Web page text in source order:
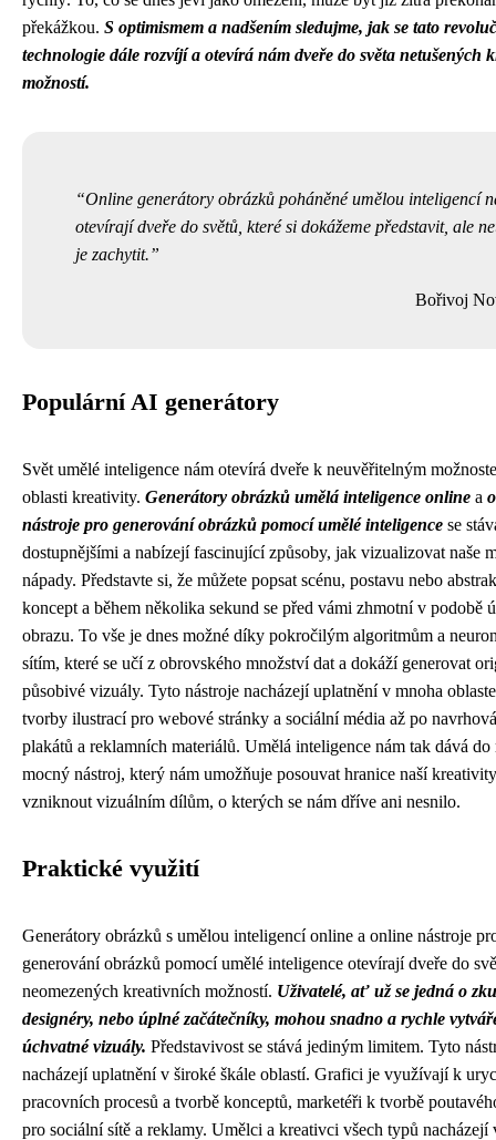
překážkou. S optimismem a nadšením sledujme, jak se tato
technologie dále rozvíjí a otevírá nám dveře do světa netušených
možností.
Online generátory obrázků poháněné umělou inteligencí
otevírají dveře do světů, které si dokážeme představit, ale
je zachytit.
Bořivoj
Populární AI generátory
Svět umělé inteligence nám otevírá dveře k neuvěřitelným
oblasti kreativity. Generátory obrázků umělá inteligence online a
nástroje pro generování obrázků pomocí umělé inteligence se
dostupnějšími a nabízejí fascinující způsoby, jak vizualizovat naše
nápady. Představte si, že můžete popsat scénu, postavu nebo
koncept a během několika sekund se před vámi zhmotní v podobě
obrazu. To vše je dnes možné díky pokročilým algoritmům a
sítím, které se učí z obrovského množství dat a dokáží generovat
působivé vizuály. Tyto nástroje nacházejí uplatnění v mnoha
tvorby ilustrací pro webové stránky a sociální média až po
plakátů a reklamních materiálů. Umělá inteligence nám tak dává do
mocný nástroj, který nám umožňuje posouvat hranice naší
vzniknout vizuálním dílům, o kterých se nám dříve ani nesnilo.
Praktické využití
Generátory obrázků s umělou inteligencí online a online nástroje
generování obrázků pomocí umělé inteligence otevírají dveře do
neomezených kreativních možností. Uživatelé, ať už se jedná o
designéry, nebo úplné začátečníky, mohou snadno a rychle
úchvatné vizuály. Představivost se stává jediným limitem. Tyto
nacházejí uplatnění v široké škále oblastí. Grafici je využívají k
pracovních procesů a tvorbě konceptů, marketéři k tvorbě
pro sociální sítě a reklamy. Umělci a kreativci všech typů nacházejí